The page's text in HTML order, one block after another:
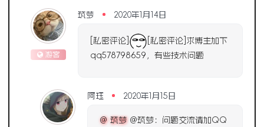
游客
筑梦 2020年1月14日
[私密评论]
[私密评论]求博主加下
qq578798659，有些技术问题
阿珏 2020年1月15日
@ 筑梦 @筑梦：问题交流请加QQ